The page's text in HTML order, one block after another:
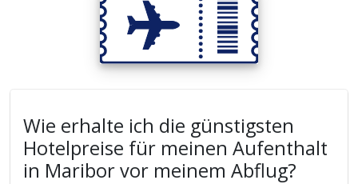
Wie erhalte ich die günstigsten
Hotelpreise für meinen Aufenthalt
in Maribor vor meinem Abflug?